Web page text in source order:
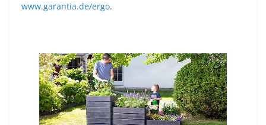
www.garantia.de/ergo.